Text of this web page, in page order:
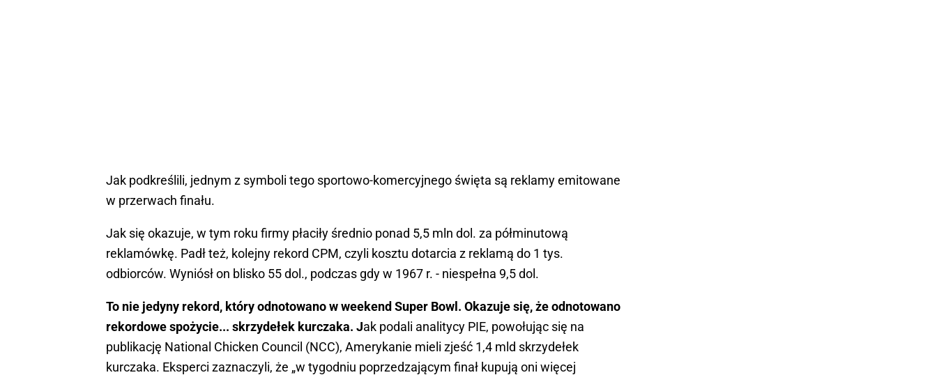
Jak podkreślili, jednym z symboli tego sportowo-komercyjnego święta są reklamy emitowane
w przerwach finału.
Jak się okazuje, w tym roku firmy płaciły średnio ponad 5,5 mln dol. za półminutową
reklamówkę. Padł też, kolejny rekord CPM, czyli kosztu dotarcia z reklamą do 1 tys.
odbiorców. Wyniósł on blisko 55 dol., podczas gdy w 1967 r. - niespełna 9,5 dol.
To nie jedyny rekord, który odnotowano w weekend Super Bowl. Okazuje się, że odnotowano
rekordowe spożycie... skrzydełek kurczaka. Jak podali analitycy PIE, powołując się na
publikację National Chicken Council (NCC), Amerykanie mieli zjeść 1,4 mld skrzydełek
kurczaka. Eksperci zaznaczyli, że „w tygodniu poprzedzającym finał kupują oni więcej